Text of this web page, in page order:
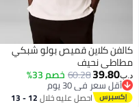
كلاين قميص بولو شبكي
نحيف
39.80
60.28خصم 33%
سعر في 30 يوم
سعر في 30 يوماحصل عليه خلال 12 - 13